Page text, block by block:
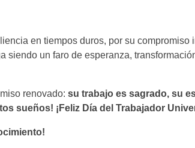
en tiempos duros, por su compromiso
un faro de esperanza,
renovado: su trabajo es sagrado, su
sueños! ¡Feliz Día del Trabajador